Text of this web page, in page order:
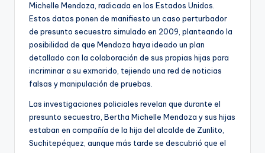
Michelle Mendoza, radicada en los Estados Unidos.
Estos datos ponen de manifiesto un caso perturbador
de presunto secuestro simulado en 2009, planteando la
posibilidad de que Mendoza haya ideado un plan
detallado con la colaboración de sus propias hijas para
incriminar a su exmarido, tejiendo una red de noticias
falsas y manipulación de pruebas.
Las investigaciones policiales revelan que durante el
presunto secuestro, Bertha Michelle Mendoza y sus hijas
estaban en compañía de la hija del alcalde de Zunlito,
Suchitepéquez, aunque más tarde se descubrió que el